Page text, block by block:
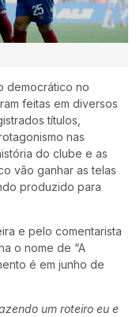
democrático no
feitas em diversos
títulos,
nas
do clube e as
vão ganhar as telas
produzido para
e pelo comentarista
o nome de “A
é em junho de
um roteiro eu e